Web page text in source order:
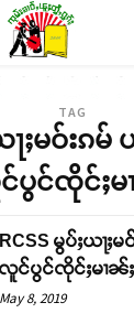
TAG
ႃႈမဝ်းၵ
ပွင်ၸိုင်ႈမ
RCSS မွပ်ႈယႃႈ
လူင်ပွင်ၸိုင်ႈမၢၼ်ႈ
May 8, 2019